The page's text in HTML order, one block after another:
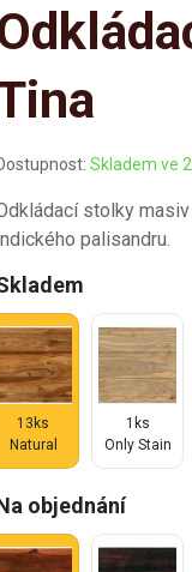
Skladem ve
stolky
palisandru.
13ks
Natural
1ks
Only Stain
objednání